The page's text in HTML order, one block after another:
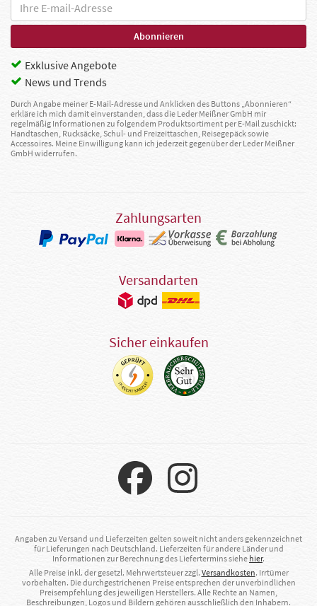
Exklusive Angebote
News und Trends
Durch Angabe meiner E-Mail-Adresse und Anklicken des Buttons „Abonnieren“
erkläre ich mich damit einverstanden, dass die Leder Meißner GmbH mir
regelmäßig Informationen zu folgendem Produktsortiment per E-Mail zuschickt:
Handtaschen, Rucksäcke, Schul- und Freizeittaschen, Reisegepäck sowie
Accessoires. Meine Einwilligung kann ich jederzeit gegenüber der Leder Meißner
GmbH widerrufen.
Zahlungsarten
Versandarten
Sicher einkaufen
Angaben zu Versand und Lieferzeiten gelten soweit nicht anders gekennzeichnet
für Lieferungen nach Deutschland. Lieferzeiten für andere Länder und
Informationen zur Berechnung des Liefertermins siehe hier.
Alle Preise inkl. der gesetzl. Mehrwertsteuer zzgl. Versandkosten. Irrtümer
vorbehalten. Die durchgestrichenen Preise entsprechen der unverbindlichen
Preisempfehlung des jeweiligen Herstellers. Alle Rechte an Namen,
Beschreibungen, Logos und Bildern gehören ausschließlich den Inhabern.